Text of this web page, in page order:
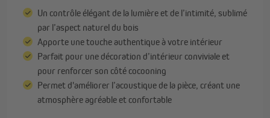
Un contrôle élégant de la lumière et de l’intimité, sublimé
par l’aspect naturel du bois
Apporte une touche authentique à votre intérieur
Parfait pour une décoration d’intérieur conviviale et
pour renforcer son côté cocooning
Permet d'améliorer l’acoustique de la pièce, créant une
atmosphère agréable et confortable